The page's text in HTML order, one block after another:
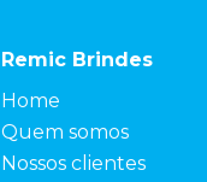
Remic Brindes
Home
Quem somos
Nossos clientes